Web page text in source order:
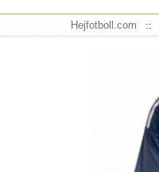
Hejfotboll.com